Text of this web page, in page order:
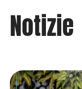
Notizie